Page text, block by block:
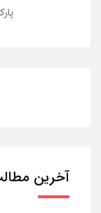
آخرین